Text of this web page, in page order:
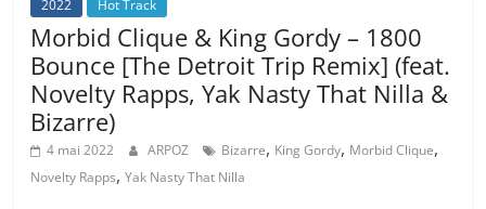
2022 Hot Track
Morbid Clique & King Gordy – 1800
Bounce [The Detroit Trip Remix] (feat.
Novelty Rapps, Yak Nasty That Nilla &
Bizarre)
4 mai 2022 ARPOZ Bizarre, King Gordy, Morbid Clique,
Novelty Rapps,Yak Nasty That Nilla